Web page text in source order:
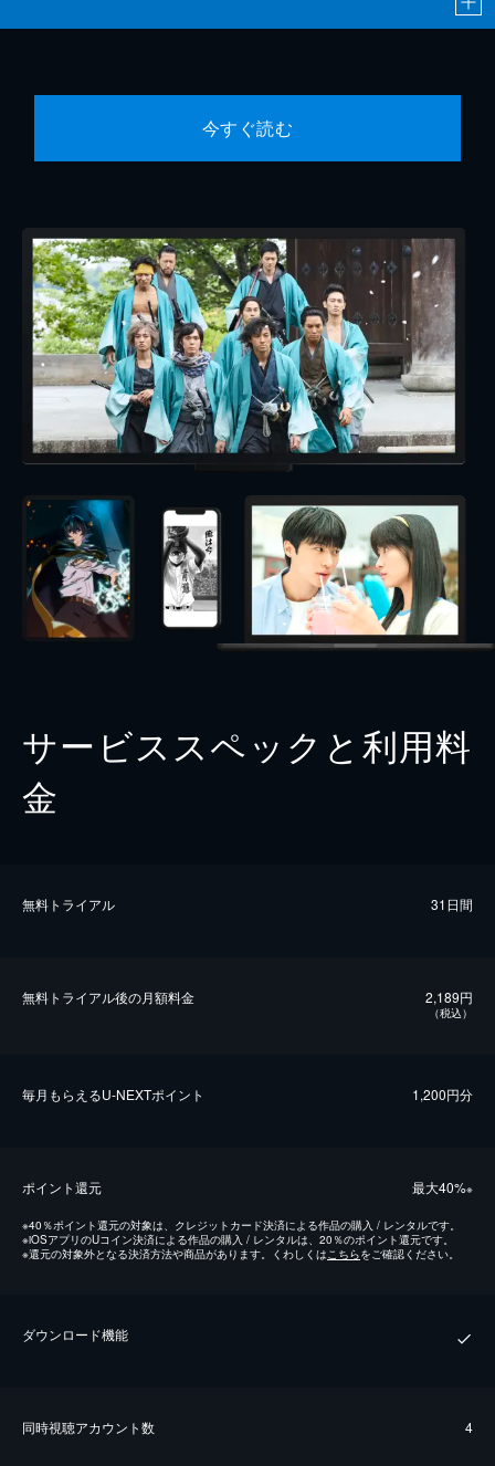
今すぐ読む
サービススペックと利用料
金
無料トライアル 31日間
無料トライアル後の⽉額料金 2,189円
（税込）
毎⽉もらえるU-NEXTポイント 1,200円分
ポイント還元 最⼤40%※
※40％ポイント還元の対象は、クレジットカード決済による作品の購入 / レンタルです。
※iOSアプリのUコイン決済による作品の購入 / レンタルは、20％のポイント還元です。
※還元の対象外となる決済方法や商品があります。くわしくはこちらをご確認ください。
ダウンロード機能
同時視聴アカウント数 4